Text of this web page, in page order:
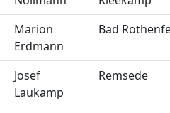
Marion
Erdmann
Bad
Josef
Laukamp
Remsede